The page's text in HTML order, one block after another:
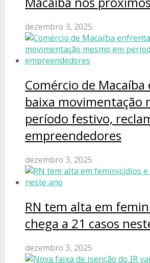
dezembro 3, 2025
Comércio de
baixa movimentação
período festivo,
empreendedores
dezembro 3, 2025
RN tem alta em
chega a 21 casos
dezembro 3, 2025